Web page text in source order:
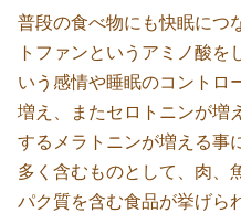
普段の食べ物にも快眠につ
トファンというアミノ酸を
いう感情や睡眠のコントロ
増え、またセロトニンが増
するメラトニンが増える事
多く含むものとして、肉、
パク質を含む食品が挙げら